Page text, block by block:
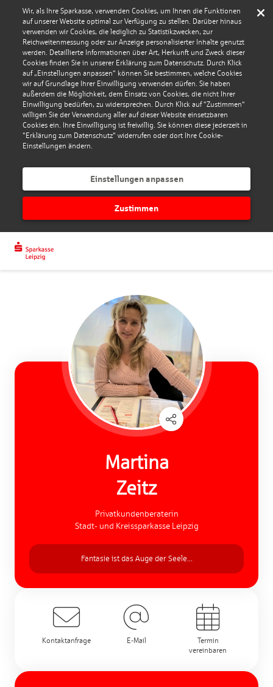
Wir, als Ihre Sparkasse, verwenden Cookies, um Ihnen die Funktionen
auf unserer Website optimal zur Verfügung zu stellen. Darüber hinaus
verwenden wir Cookies, die lediglich zu Statistikzwecken, zur
Reichweitenmessung oder zur Anzeige personalisierter Inhalte genutzt
werden. Detaillierte Informationen über Art, Herkunft und Zweck dieser
Cookies finden Sie in unserer Erklärung zum Datenschutz. Durch Klick
auf „Einstellungen anpassen“ können Sie bestimmen, welche Cookies
wir auf Grundlage Ihrer Einwilligung verwenden dürfen. Sie haben
außerdem die Möglichkeit, dem Einsatz von Cookies, die nicht Ihrer
Einwilligung bedürfen, zu widersprechen. Durch Klick auf “Zustimmen“
willigen Sie der Verwendung aller auf dieser Website einsetzbaren
Cookies ein. Ihre Einwilligung ist freiwillig. Sie können diese jederzeit in
"Erklärung zum Datenschutz" widerrufen oder dort Ihre Cookie-
Einstellungen ändern.
Einstellungen anpassen
Zustimmen
Martina
Zeitz
Privatkundenberaterin
Stadt- und Kreissparkasse Leipzig
Fantasie ist das Auge der Seele...
Kontaktanfrage E-Mail
Termin
vereinbaren